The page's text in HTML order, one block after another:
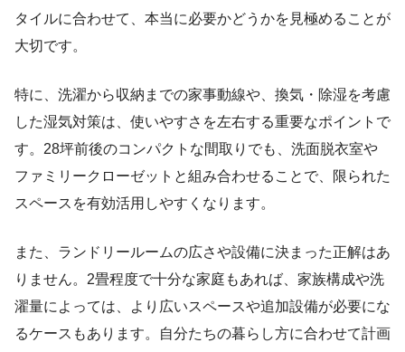
タイルに合わせて、本当に必要かどうかを見極めることが
大切です。
特に、洗濯から収納までの家事動線や、換気・除湿を考慮
した湿気対策は、使いやすさを左右する重要なポイントで
す。28坪前後のコンパクトな間取りでも、洗面脱衣室や
ファミリークローゼットと組み合わせることで、限られた
スペースを有効活用しやすくなります。
また、ランドリールームの広さや設備に決まった正解はあ
りません。2畳程度で十分な家庭もあれば、家族構成や洗
濯量によっては、より広いスペースや追加設備が必要にな
るケースもあります。自分たちの暮らし方に合わせて計画